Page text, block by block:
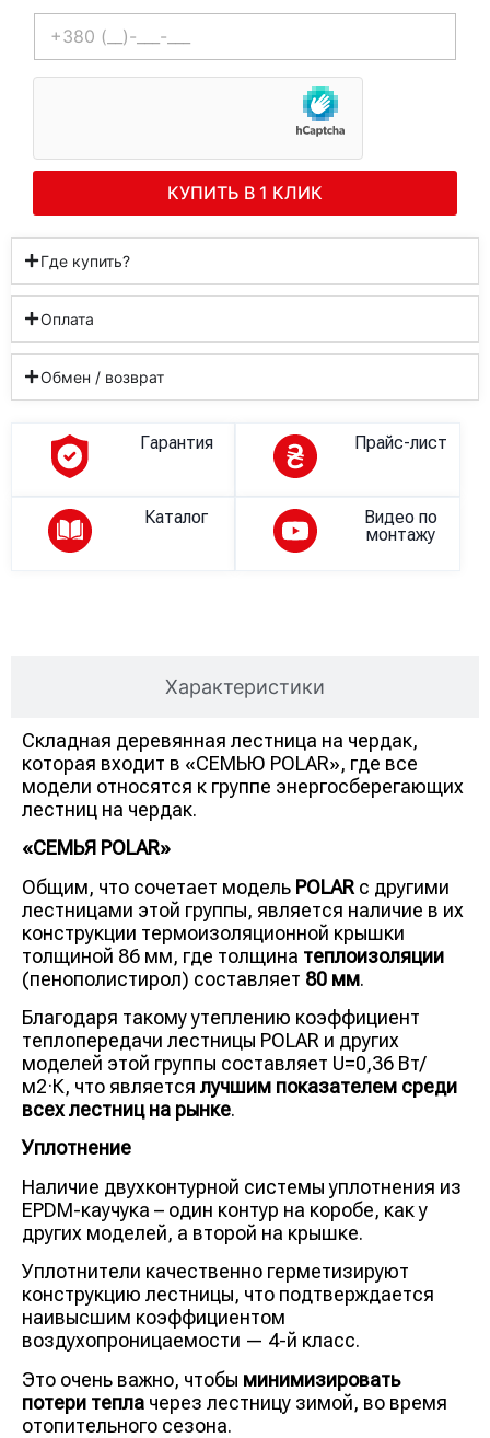
Телефон*
КУПИТЬ В 1 КЛИК
Где купить?
Оплата
Обмен / возврат
Гарантия Прайс-лист
Каталог
Видео по
монтажу
Характеристики
Складная деревянная лестница на чердак,
которая входит в «СЕМЬЮ POLAR», где все
модели относятся к группе энергосберегающих
лестниц на чердак.
«СЕМЬЯ POLAR»
Общим, что сочетает модель POLAR с другими
лестницами этой группы, является наличие в их
конструкции термоизоляционной крышки
толщиной 86 мм, где толщина теплоизоляции
(пенополистирол) составляет 80 мм.
Благодаря такому утеплению коэффициент
теплопередачи лестницы POLAR и других
моделей этой группы составляет U=0,36 Вт/
м2·К, что является лучшим показателем среди
всех лестниц на рынке.
Уплотнение
Наличие двухконтурной системы уплотнения из
EPDM-каучука – один контур на коробе, как у
других моделей, а второй на крышке.
Уплотнители качественно герметизируют
конструкцию лестницы, что подтверждается
наивысшим коэффициентом
воздухопроницаемости — 4-й класс.
Это очень важно, чтобы минимизировать
потери тепла через лестницу зимой, во время
отопительного сезона.